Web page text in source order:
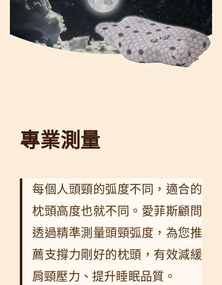
專業測量
每個人頭頸的弧度不同，適合的
枕頭高度也就不同。愛菲斯顧問
透過精準測量頭頸弧度，為您推
薦支撐力剛好的枕頭，有效減緩
肩頸壓力、提升睡眠品質。